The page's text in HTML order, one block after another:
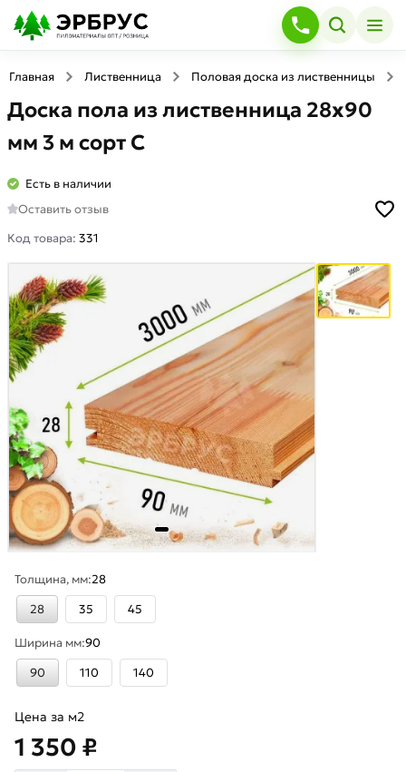
Главная Лиственница Половая доска из лиственницы
Доска пола из лиственница 28x90
мм 3 м сорт С
Есть в наличии
Оставить отзыв
Код товара: 331
Толщина, мм:28
28
35 45
Ширина мм:90
90
110 140
Цена за м2
1 350 ₽